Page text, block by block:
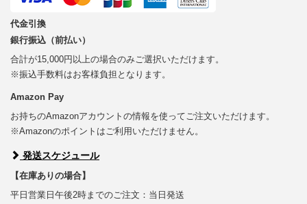
代金引換
銀行振込（前払い）
合計が15,000円以上の場合のみご選択いただけます。
※振込手数料はお客様負担となります。
Amazon Pay
お持ちのAmazonアカウントの情報を使ってご注文いただけます。
※Amazonのポイントはご利用いただけません。
発送スケジュール
【在庫ありの場合】
平日営業日午後2時までのご注文：当日発送